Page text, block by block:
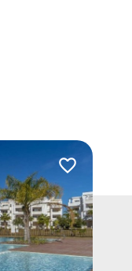
Dodaj do